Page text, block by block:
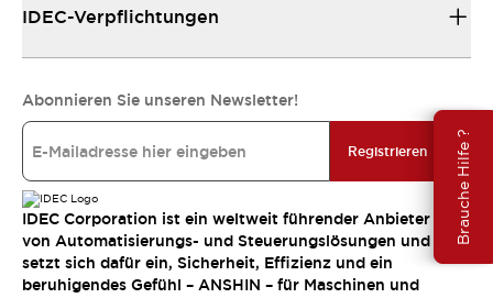
Brauche Hilfe ?
IDEC-Verpflichtungen
Abonnieren Sie unseren Newsletter!
Registrieren
IDEC Corporation ist ein weltweit führender Anbieter
von Automatisierungs- und Steuerungslösungen und
setzt sich dafür ein, Sicherheit, Effizienz und ein
beruhigendes Gefühl – ANSHIN – für Maschinen und